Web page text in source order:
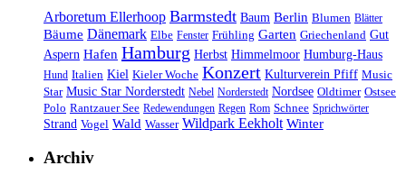
Arboretum Ellerhoop Barmstedt Baum Berlin Blumen Blätter
Bäume Dänemark Elbe Fenster Frühling Garten Griechenland Gut
Aspern Hafen Hamburg Herbst Himmelmoor Humburg-Haus
Hund Italien Kiel Kieler Woche Konzert Kulturverein Pfiff Music
Star Music Star Norderstedt Nebel Norderstedt Nordsee Oldtimer Ostsee
Polo Rantzauer See Redewendungen Regen Rom Schnee Sprichwörter
Strand Vogel Wald Wasser Wildpark Eekholt Winter
Archiv